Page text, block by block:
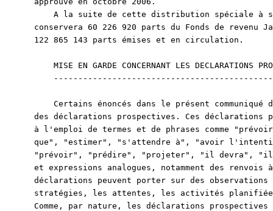
A la suite de cette distribution spéciale à
conservera 60 226 920 parts du Fonds de revenu
122 865 143 parts émises et en circulation.
MISE EN GARDE CONCERNANT LES DECLARATIONS
Certains énoncés dans le présent communiqué
des déclarations prospectives. Ces déclarations
à l'emploi de termes et de phrases comme
que", "estimer", "s'attendre à", "avoir
"prévoir", "prédire", "projeter", "il devra", "il
et expressions analogues, notamment des renvois
déclarations peuvent porter sur des
stratégies, les attentes, les activités
Comme, par nature, les déclarations prospectives